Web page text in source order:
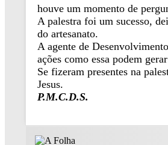
houve um momento de
A palestra foi um sucesso,
do artesanato.
A agente de
ações como essa podem
Se fizeram presentes na
Jesus.
P.M.C.D.S.